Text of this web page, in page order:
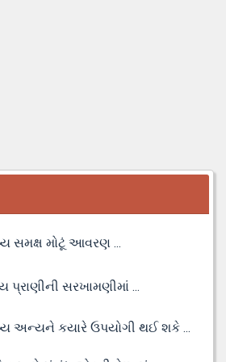
સમક્ષ મોટૂં આવરણ ...
પ્રાણીની સરખામણીમાં ...
અન્યને કયારે ઉપયોગી થઈ શકે ...